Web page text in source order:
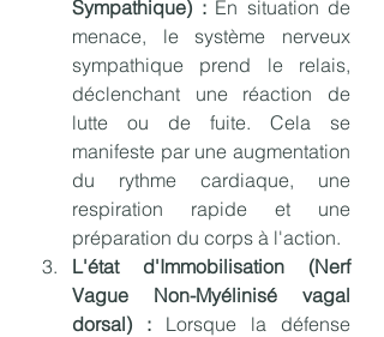
Sympathique) : En situation de
menace, le système nerveux
sympathique prend le relais,
déclenchant une réaction de
lutte ou de fuite. Cela se
manifeste par une augmentation
du rythme cardiaque, une
respiration rapide et une
préparation du corps à l'action.
L'état d'Immobilisation (Nerf
Vague Non-Myélinisé vagal
dorsal) : Lorsque la défense